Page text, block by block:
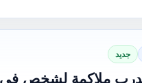
جديد
ملاكمة لشخص في